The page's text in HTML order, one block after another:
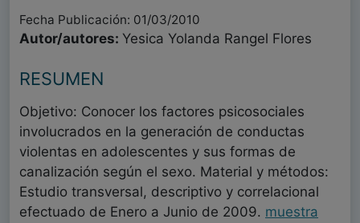
Fecha Publicación: 01/03/2010
Autor/autores: Yesica Yolanda Rangel Flores
RESUMEN
Objetivo: Conocer los factores psicosociales
involucrados en la generación de conductas
violentas en adolescentes y sus formas de
canalización según el sexo. Material y métodos:
Estudio transversal, descriptivo y correlacional
efectuado de Enero a Junio de 2009. muestra